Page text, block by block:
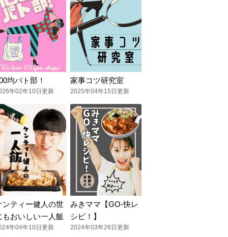
均パト部！
年02年10日更新
家事コツ研究室
2025年04年15日更新
ンティー健人の世
もおいしい一人飯
年04年10日更新
みきママ【GO-快レ
シピ！】
2024年03年26日更新